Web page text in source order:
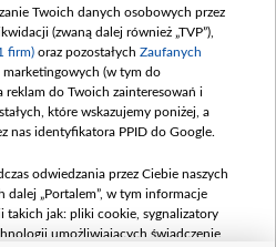
Twoich danych osobowych przez
(zwaną dalej również „TVP”),
firm) oraz pozostałych Zaufanych
marketingowych (w tym do
do Twoich zainteresowań i
które wskazujemy poniżej, a
nas identyfikatora PPID do Google.
odwiedzania przez Ciebie naszych
dalej „Portalem”, w tym informacje
takich jak: pliki cookie, sygnalizatory
umożliwiających świadczenie